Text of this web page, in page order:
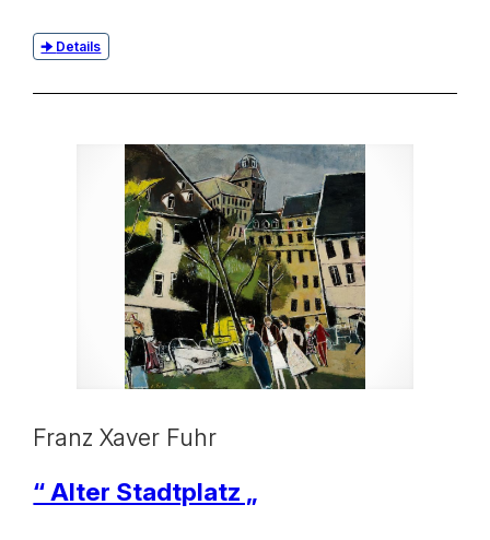
Details
Franz Xaver Fuhr
“ Alter Stadtplatz „